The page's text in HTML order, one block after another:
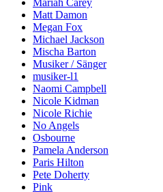
Mariah Carey
Matt Damon
Megan Fox
Michael Jackson
Mischa Barton
Musiker / Sänger
musiker-l1
Naomi Campbell
Nicole Kidman
Nicole Richie
No Angels
Osbourne
Pamela Anderson
Paris Hilton
Pete Doherty
Pink